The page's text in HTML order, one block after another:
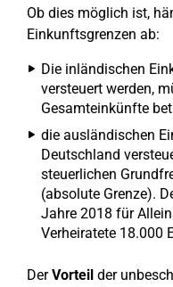
Ob dies möglich ist,
Einkunftsgrenzen ab:
Die inländischen
versteuert werden,
Gesamteinkünfte
die ausländischen
Deutschland
steuerlichen
(absolute Grenze).
Jahre 2018 für
Verheiratete 18.000
DerVorteil der